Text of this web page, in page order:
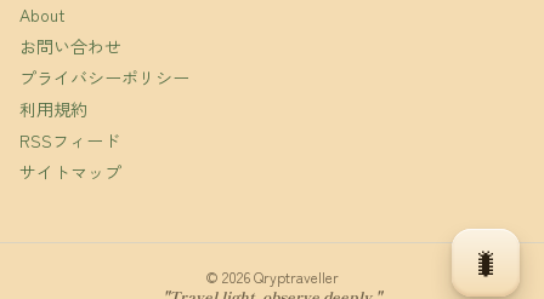
About
お問い合わせ
プライバシーポリシー
利用規約
RSSフィード
サイトマップ
© 2026 Qryptraveller
🐛